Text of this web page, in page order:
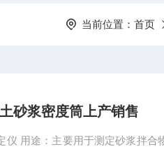
当前位置： 首页
砂浆密度筒上产销售
仪 用途：主要用于测定砂浆拌